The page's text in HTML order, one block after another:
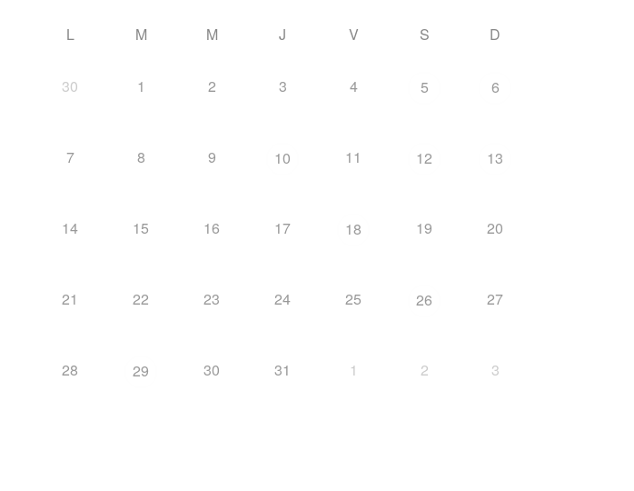
L M M J V S D
30 1 2 3 4 5 6
7 8 9 10 11 12 13
14 15 16 17 18 19 20
21 22 23 24 25 26 27
28 29 30 31 1 2 3